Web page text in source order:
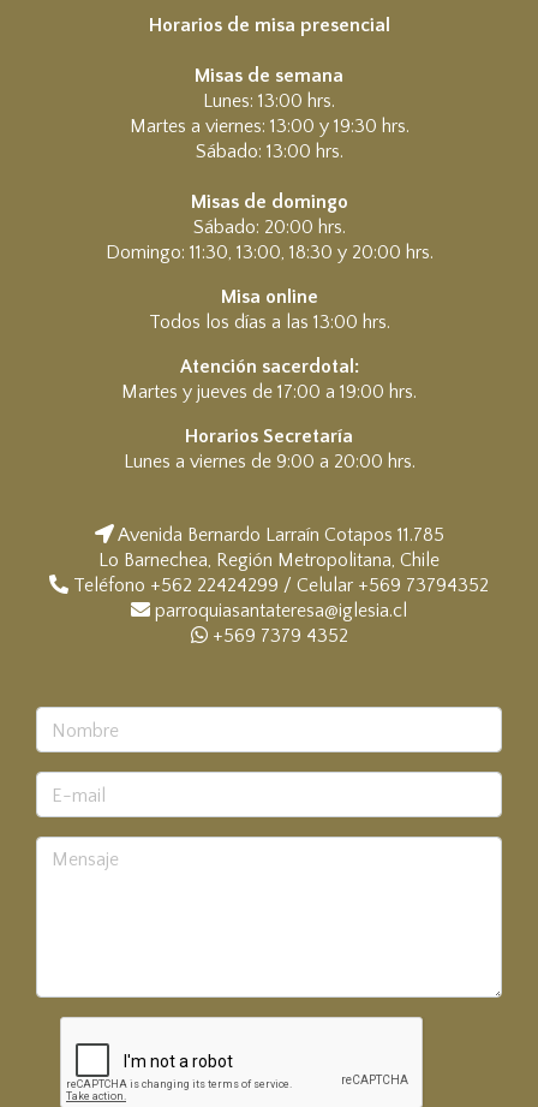
Horarios de misa presencial
Misas de semana
Lunes: 13:00 hrs.
Martes a viernes: 13:00 y 19:30 hrs.
Sábado: 13:00 hrs.
Misas de domingo
Sábado: 20:00 hrs.
Domingo: 11:30, 13:00, 18:30 y 20:00 hrs.
Misa online
Todos los días a las 13:00 hrs.
Atención sacerdotal:
Martes y jueves de 17:00 a 19:00 hrs.
Horarios Secretaría
Lunes a viernes de 9:00 a 20:00 hrs.
Avenida Bernardo Larraín Cotapos 11.785
Lo Barnechea, Región Metropolitana, Chile
Teléfono +562 22424299 / Celular +569 73794352
parroquiasantateresa@iglesia.cl
+569 7379 4352